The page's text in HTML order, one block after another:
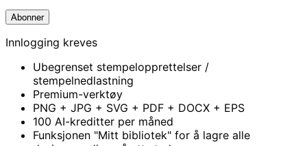
Abonner
Innlogging kreves
Ubegrenset stempelopprettelser /
stempelnedlastning
Premium-verktøy
PNG + JPG + SVG + PDF + DOCX + EPS
100 AI-kreditter per måned
Funksjonen "Mitt bibliotek" for å lagre alle